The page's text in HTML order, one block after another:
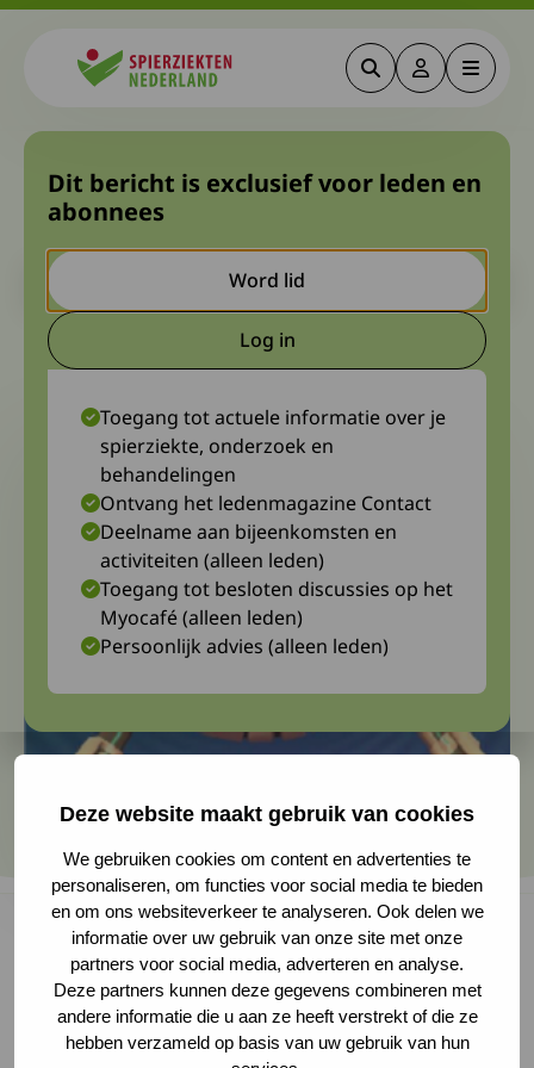
Deze website maakt gebruik van cookies
We gebruiken cookies om content en advertenties te
personaliseren, om functies voor social media te bieden
en om ons websiteverkeer te analyseren. Ook delen we
informatie over uw gebruik van onze site met onze
partners voor social media, adverteren en analyse.
Deze partners kunnen deze gegevens combineren met
andere informatie die u aan ze heeft verstrekt of die ze
hebben verzameld op basis van uw gebruik van hun
ZoekenDeze link
Menu
Virtual reality kan helpen bij
pijnbestrijding
Let op. Dit is een ouder bericht. Het kan zijn dat de inhoud niet
meer actueel is.
8 oktober 2024 Diagnosewerkgroep DVN
In dit throwback-artikel blikken we terug op de
ervaringen van de diagnosewerkgroep
CIAP/MGUS-pnp met de mogelijkheden van
Dit bericht is exclusief voor leden en
abonnees
Word lid
Log inDeze link gaat naar een
Toegang tot actuele informatie over je
spierziekte, onderzoek en
behandelingen
Ontvang het ledenmagazine Contact
Deelname aan bijeenkomsten en
activiteiten (alleen leden)
Toegang tot besloten discussies op het
Myocafé (alleen leden)
Persoonlijk advies (alleen leden)